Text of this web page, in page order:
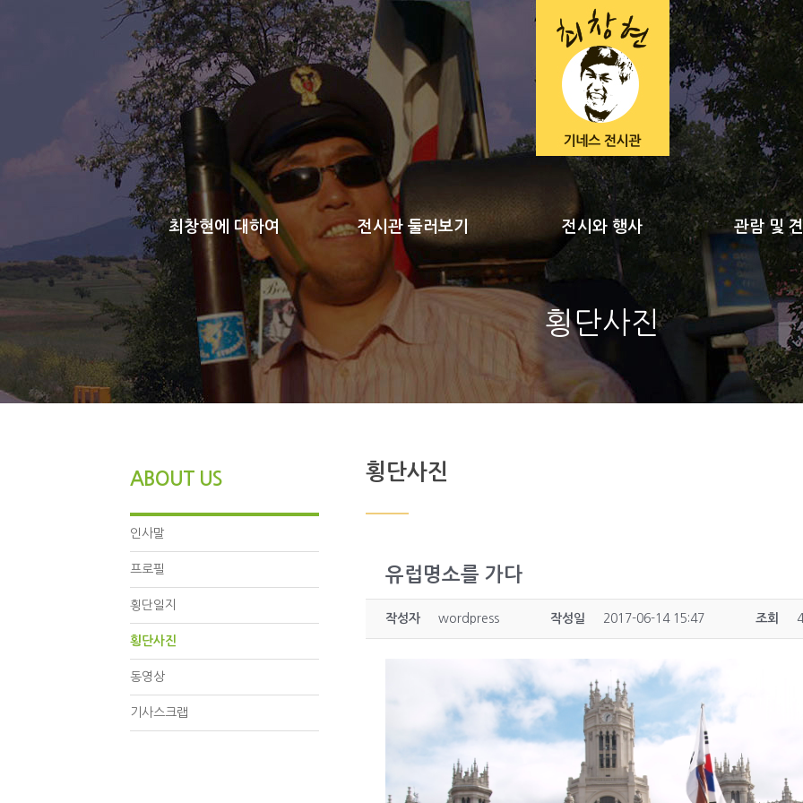
최창현에 대하여 전시관 둘러보기 전시와 행사 관람 및
횡단사진
횡단사진
유럽명소를 가다
작성자 wordpress 작성일 2017-06-14 15:47 조회
ABOUT US
인사말
프로필
횡단일지
횡단사진
동영상
기사스크랩